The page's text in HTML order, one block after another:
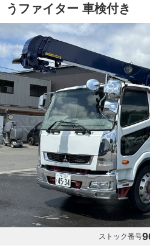
うファイター 車検付き
ストック番号